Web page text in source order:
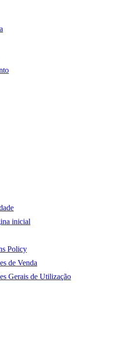
inicial
Policy
de Venda
Gerais de Utilização